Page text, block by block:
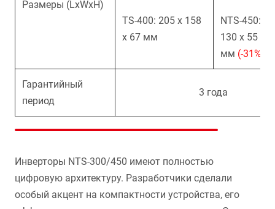
Размеры (LxWxH)
TS-400: 205 x 158
x 67 мм
NTS-450:
130 x 55
мм (-31%)
Гарантийный
период
3 года
Инверторы NTS-300/450 имеют полностью
цифровую архитектуру. Разработчики сделали
особый акцент на компактности устройства, его